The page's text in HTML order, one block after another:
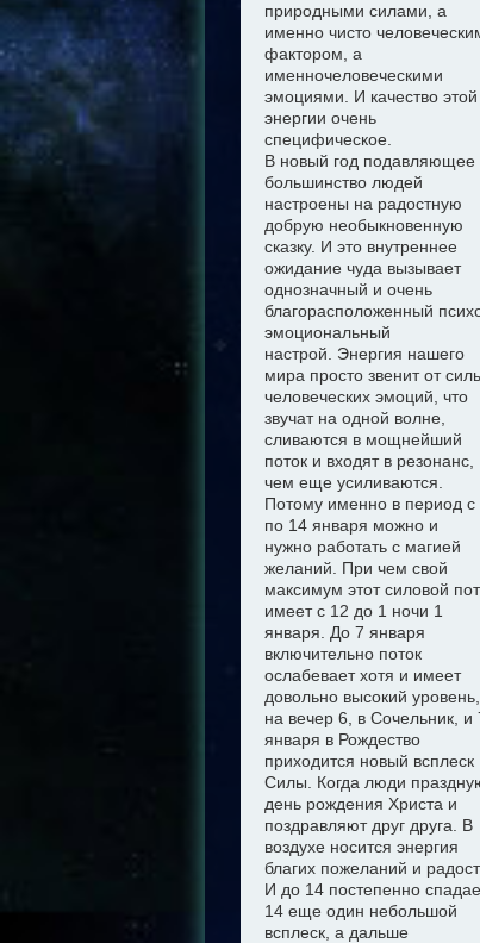
природными силами, а
именно чисто
фактором, а
именночеловеческими
эмоциями. И качество этой
энергии очень
специфическое.
В новый год подавляющее
большинство людей
настроены на радостную
добрую необыкновенную
сказку. И это внутреннее
ожидание чуда вызывает
однозначный и очень
благорасположенный
эмоциональный
настрой
Энергия нашего
мира просто звенит от
человеческих эмоций, что
звучат на одной волне,
сливаются в мощнейший
поток и входят в резонанс,
чем еще усиливаются.
Потому именно в период с
по 14 января можно и
нужно работать с магией
желаний . При чем свой
максимум этот силовой
имеет с 12 до 1 ночи 1
января. До 7 января
включительно поток
ослабевает хотя и имеет
довольно высокий уровень,
на вечер 6, в Сочельник, и
января в Рождество
приходится новый всплеск
Силы. Когда люди
день рождения Христа и
поздравляют друг друга. В
воздухе носится энергия
благих пожеланий и
И до 14 постепенно
14 еще один небольшой
всплеск, а дальше